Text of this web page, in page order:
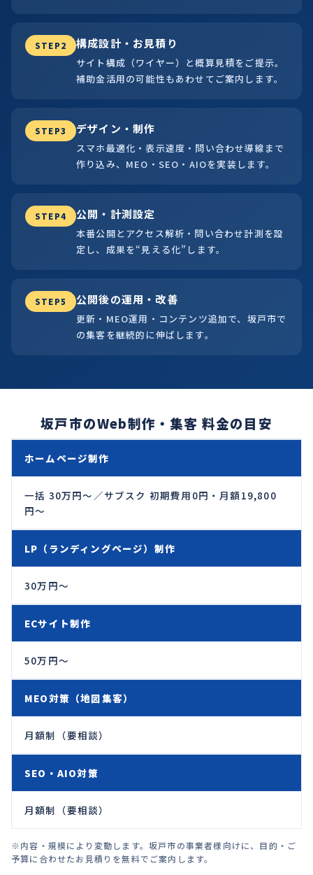
STEP2 構成設計・お見積り
サイト構成（ワイヤー）と概算見積をご提示。
補助金活用の可能性もあわせてご案内します。
STEP3 デザイン・制作
スマホ最適化・表示速度・問い合わせ導線まで
作り込み、MEO・SEO・AIOを実装します。
STEP4 公開・計測設定
本番公開とアクセス解析・問い合わせ計測を設
定し、成果を“見える化”します。
STEP5 公開後の運用・改善
更新・MEO運用・コンテンツ追加で、坂戸市で
の集客を継続的に伸ばします。
坂戸市のWeb制作・集客 料金の目安
ホームページ制作
一括 30万円〜／サブスク 初期費用0円・月額19,800
円〜
LP（ランディングページ）制作
30万円〜
ECサイト制作
50万円〜
MEO対策（地図集客）
月額制（要相談）
SEO・AIO対策
月額制（要相談）
※内容・規模により変動します。坂戸市の事業者様向けに、目的・ご
予算に合わせたお見積りを無料でご案内します。